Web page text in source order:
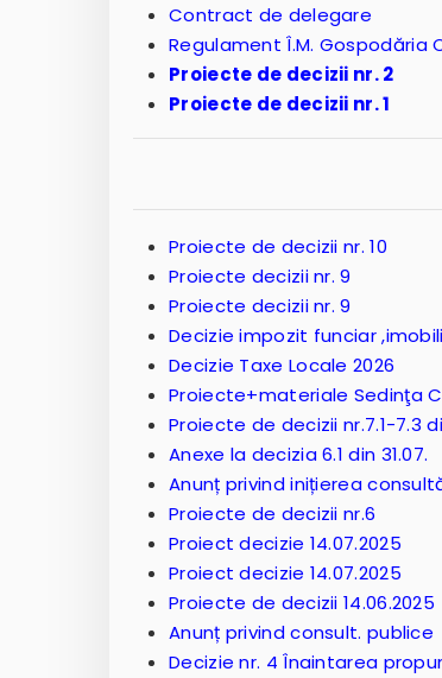
Contract de delegare
Regulament Î.M. Gospodăria
Proiecte de decizii nr. 2
Proiecte de decizii nr. 1
Proiecte de decizii nr. 10
Proiecte decizii nr. 9
Proiecte decizii nr. 9
Decizie impozit funciar
Decizie Taxe Locale 2026
Proiecte+materiale Sedinţa
Proiecte de decizii nr.7.1-7.3
Anexe la decizia 6.1 din 31.07.
Anunț privind inițierea
Proiecte de decizii nr.6
Proiect decizie 14.07.2025
Proiect decizie 14.07.2025
Proiecte de decizii 14.06.2025
Anunț privind consult. publice
Decizie nr. 4 Înaintarea